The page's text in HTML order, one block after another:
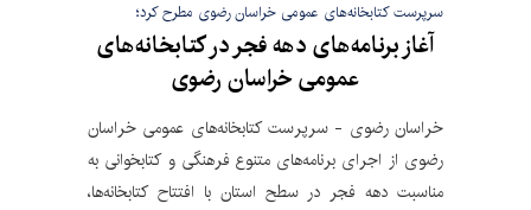
سرپرست کتابخانه‌های عمومی خراسان رضوی مطرح کرد؛
آغاز برنامه‌های دهه فجر در کتابخانه‌های
عمومی خراسان رضوی
خراسان رضوی - سرپرست کتابخانه‌های عمومی خراسان
رضوی از اجرای برنامه‌های متنوع فرهنگی و کتابخوانی به
مناسبت دهه فجر در سطح استان با افتتاح کتابخانه‌ها،